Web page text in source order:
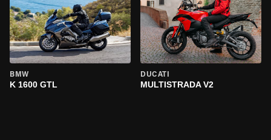
BMW
K 1600 GTL
DUCATI
MULTISTRADA V2